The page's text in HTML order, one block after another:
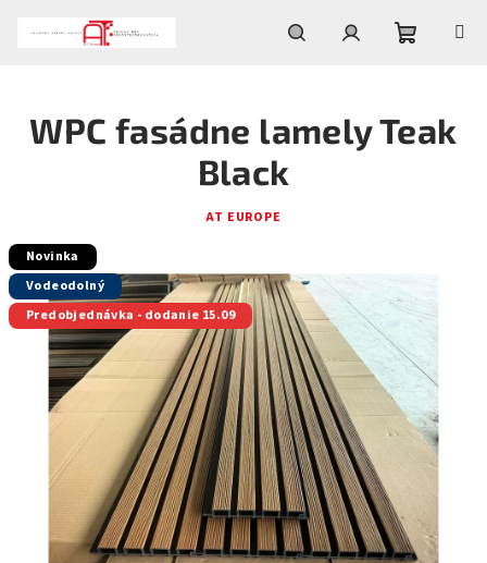
košík
WPC fasádne lamely Teak
Black
AT EUROPE
Novinka
Vodeodolný
Predobjednávka - dodanie 15.09